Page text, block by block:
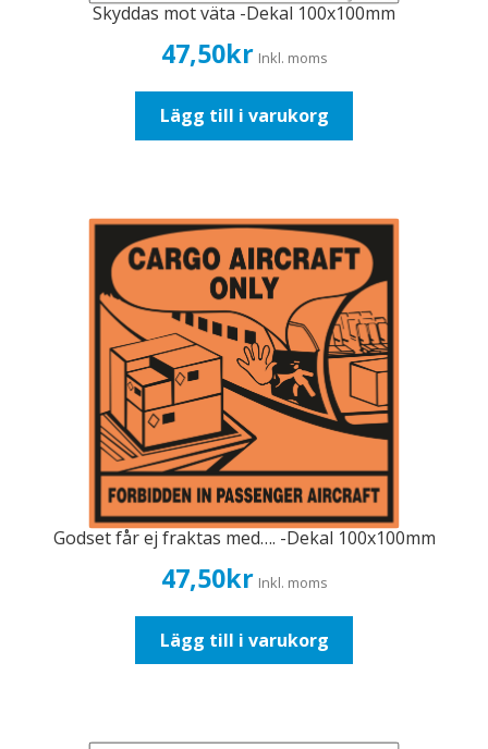
Skyddas mot väta -Dekal 100x100mm
47,50kr Inkl. moms
Lägg till i varukorg
Godset får ej fraktas med…. -Dekal 100x100mm
47,50kr Inkl. moms
Lägg till i varukorg